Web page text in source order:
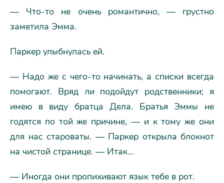
— Что-то не очень романтично, — грустно
заметила Эмма.
Паркер улыбнулась ей.
— Надо же с чего-то начинать, а списки всегда
помогают. Вряд ли подойдут родственники; я
имею в виду братца Дела. Братья Эммы не
годятся по той же причине, — и к тому же они
для нас староваты. — Паркер открыла блокнот
на чистой странице. — Итак…
— Иногда они пропихивают язык тебе в рот.